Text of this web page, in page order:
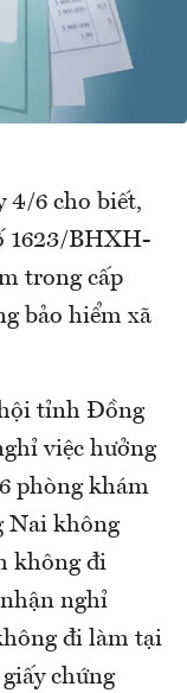
4/6 cho biết,
1623/BHXH-
trong cấp
bảo hiểm xã
hội tỉnh Đồng
việc hưởng
phòng khám
Nai không
không đi
nghỉ
đi làm tại
chứng